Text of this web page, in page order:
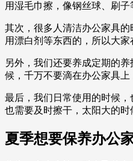
用湿毛巾擦，像钢丝球、刷
其次，很多人清洁办公家具
用漂白剂等东西的，所以大
另外，我们还要养成定期的
候，千万不要滴在办公家具
最后，我们日常使用的时候
也需要及时擦干，太阳大的时
夏季想要保养办公